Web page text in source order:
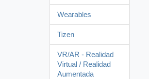
Wearables
Tizen
VR/AR - Realidad
Virtual / Realidad
Aumentada